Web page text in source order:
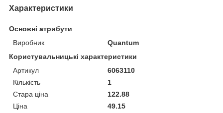
Характеристики
Основні атрибути
Виробник
Quantum
Користувальницькі характеристики
Артикул
6063110
Кількість
1
Стара ціна
122.88
Ціна
49.15